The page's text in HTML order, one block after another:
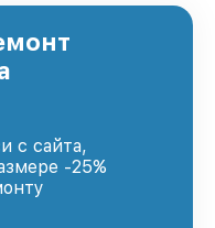
с сайта,
-25%